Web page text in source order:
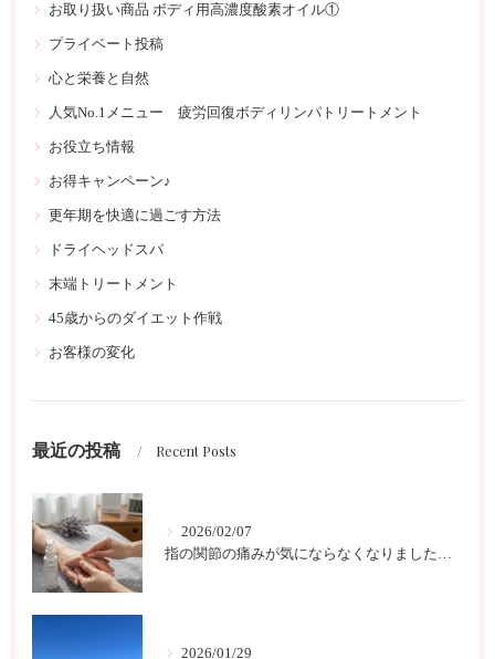
お取り扱い商品 ボディ用高濃度酸素オイル①
プライベート投稿
心と栄養と自然
人気No.1メニュー 疲労回復ボディリンパトリートメント
お役立ち情報
お得キャンペーン♪
更年期を快適に過ごす方法
ドライヘッドスパ
末端トリートメント
45歳からのダイエット作戦
お客様の変化
最近の投稿 Recent Posts
2026/02/07
2026/01/29